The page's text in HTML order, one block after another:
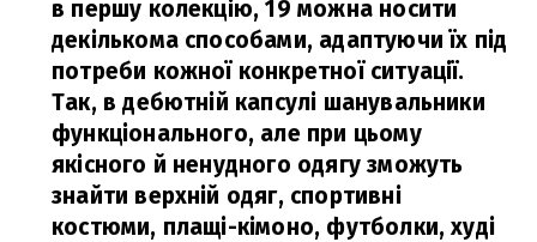
в першу колекцію, 19 можна носити
декількома способами, адаптуючи їх під
потреби кожної конкретної ситуації.
Так, в дебютній капсулі шанувальники
функціонального, але при цьому
якісного й ненудного одягу зможуть
знайти верхній одяг, спортивні
костюми, плащі-кімоно, футболки, худі